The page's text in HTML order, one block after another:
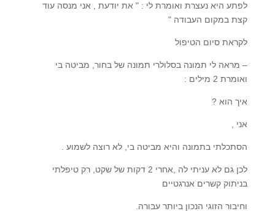
לפתע היא נעצרת ואומרת לי : " את יודעת , אני מנסה עוד
קצת במקום העבודה "
לקראת סיום הטיפול
– מראה לי תמונה בסלולרי תמונה של בחור, מביטה בי
ואומרת 2 מילים :
איך הוא ?
אני ,
הסתכלתי בתמונה והיא מביטה בי, לא רוצה לשמוע .
לכן גם לא עניתי לה ,אחרי 2 דקות של שקט, רק טיפלתי
בניתוק קשרים אנרגטיים
וחיבור הזוגי הנכון ביותר עבורה.